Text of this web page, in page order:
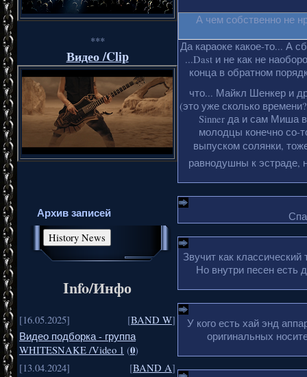
***
Видео /Clip
Архив записей
Info/Инфо
[16.05.2025] [BAND W]
Видео подборка - группа
WHITESNAKE /Video 1 (0)
[13.04.2024]
[BAND A]
А чем собственно не
Да караоке какое-то... А
...Dast и не как не
конца в обратном
что... Майкл Шенкер и
(это уже сколько
Sinner да и сам Миша
молодцы конечно со-
выпуском солянки,
равнодушны к эстраде,
Звучит как
Но внутри песен есть
У кого есть хай энд
оригинальных